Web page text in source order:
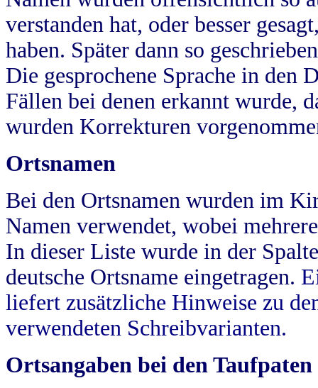
verstanden hat, oder besser
haben. Später dann so
Die gesprochene Sprache in
Fällen bei denen erkannt wurde,
wurden Korrekturen
Ortsnamen
Bei den Ortsnamen wurden im
Namen verwendet, wobei
In dieser Liste wurde in der
deutsche Ortsname eingetragen.
liefert zusätzliche Hinweise zu
verwendeten Schreibvarianten.
Ortsangaben bei den Taufpaten